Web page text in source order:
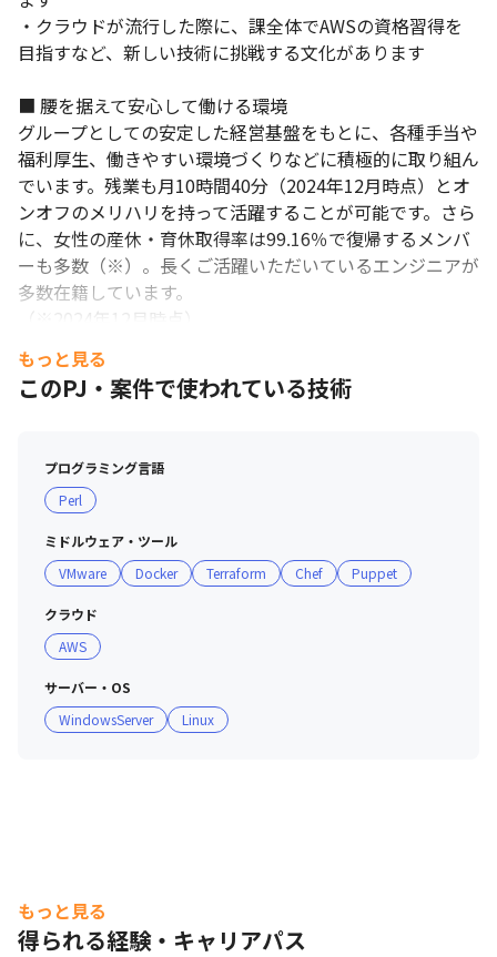
・クラウドが流行した際に、課全体でAWSの資格習得を
目指すなど、新しい技術に挑戦する文化があります
■ 腰を据えて安心して働ける環境
グループとしての安定した経営基盤をもとに、各種手当や
福利厚生、働きやすい環境づくりなどに積極的に取り組ん
でいます。残業も月10時間40分（2024年12月時点）とオ
ンオフのメリハリを持って活躍することが可能です。さら
に、女性の産休・育休取得率は99.16％で復帰するメンバ
ーも多数（※）。長くご活躍いただいているエンジニアが
多数在籍しています。
（※2024年12月時点）
もっと見る
このPJ・案件で使われている技術
プログラミング言語
Perl
ミドルウェア・ツール
VMware
Docker Terraform Chef Puppet
クラウド
AWS
サーバー・OS
WindowsServer
Linux
もっと見る
得られる経験・キャリアパス